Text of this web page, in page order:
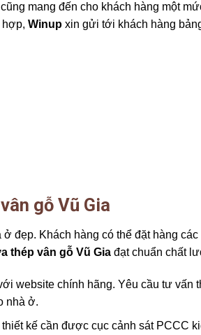
mang đến cho khách hàng một
hợp, Winup xin gửi tới khách hàng
gỗ Vũ Gia
đẹp. Khách hàng có thể đặt hàng các
thép vân gỗ Vũ Gia đạt chuẩn chất
website chính hãng. Yêu cầu tư vấn
nhà ở.
kế cần được cục cảnh sát PCCC